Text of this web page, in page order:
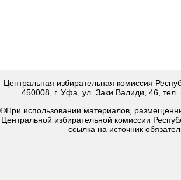
Центральная избирательная комиссия
450008, г. Уфа, ул. Заки Валиди, 46,
©При использовании материалов,
Центральной избирательной комиссии
ссылка на источник